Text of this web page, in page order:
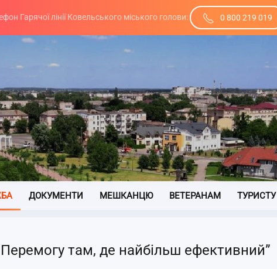
Гарячої лінії Ковельського міського голови: 0 800 219 019
ДОКУМЕНТИ МЕШКАНЦЮ ВЕТЕРАНАМ ТУРИСТУ
там, де найбільш ефективний”